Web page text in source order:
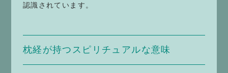
認識されています。
枕経が持つスピリチュアルな意味